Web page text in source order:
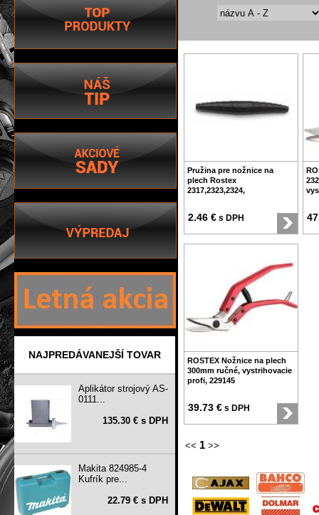
NAJPREDÁVANEJŠÍ TOVAR
Aplikátor strojový AS-
0111...
135.30 € s DPH
Makita 824985-4
Kufrík pre...
22.79 € s DPH
Pružina pre nožnice na
plech Rostex
2317,2323,2324,
2.46 € s DPH
ROSTEX Nožnice na plech
300mm ručné, vystrihovacie
profi, 229145
39.73 € s DPH
<< 1 >>